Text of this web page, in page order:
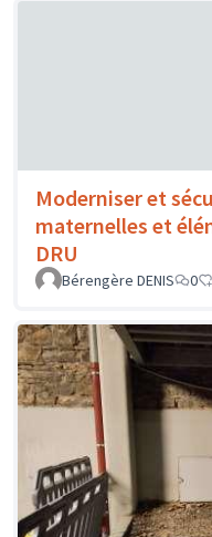
Moderniser et
maternelles et
DRU
Bérengère DENIS 0